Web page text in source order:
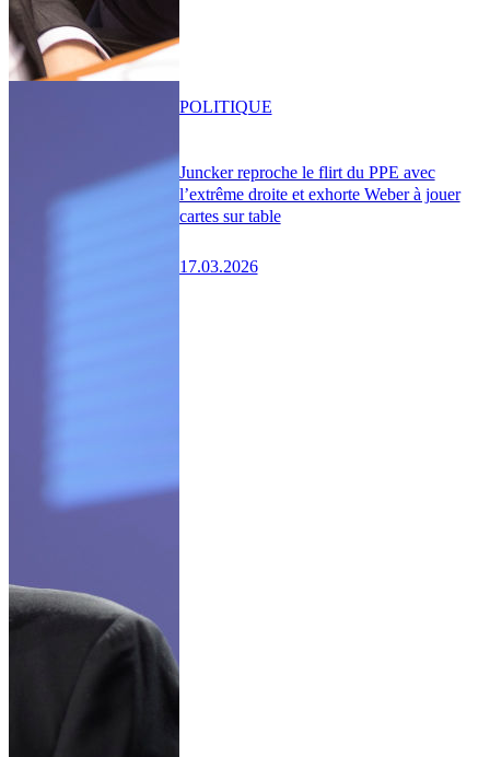
Juncker reproche le flirt du PPE avec
l’extrême droite et exhorte Weber à jouer
cartes sur table
17.03.2026
POLITIQUE